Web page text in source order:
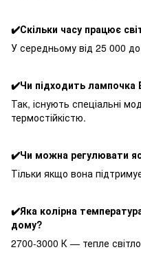
✔️Скільки часу працює
У середньому від 25 000
✔️Чи підходить лампочка
Так, існують спеціальні
термостійкістю.
✔️Чи можна регулювати
Тільки якщо вона
✔️Яка колірна
дому?
2700-3000 К — тепле